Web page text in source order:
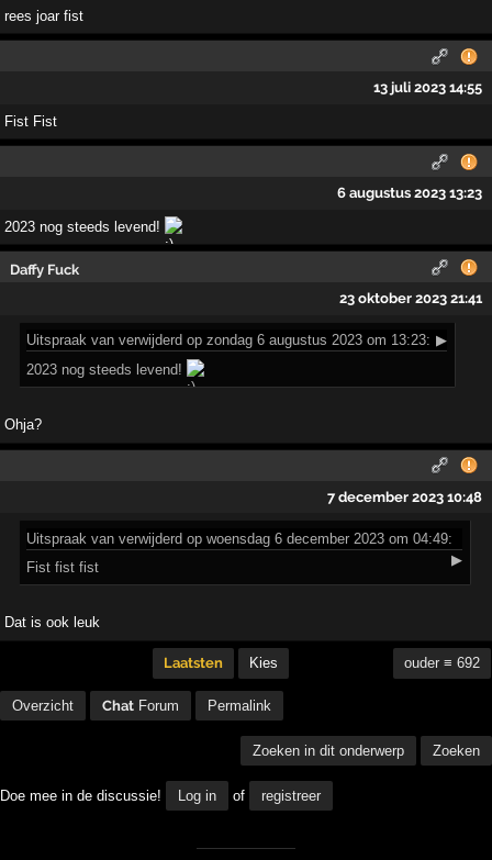
rees joar fist
13 juli 2023 14:55
Fist Fist
6 augustus 2023 13:23
2023 nog steeds levend!
Daffy Fuck
23 oktober 2023 21:41
Uitspraak van verwijderd op zondag 6 augustus 2023 om 13:23: ▶
2023 nog steeds levend!
Ohja?
7 december 2023 10:48
Uitspraak van verwijderd op woensdag 6 december 2023 om 04:49:
▶
Fist fist fist
Dat is ook leuk
Laatsten Kies ouder ≡ 692
Overzicht Chat Forum Permalink
Zoeken in dit onderwerp Zoeken
Doe mee in de discussie! Log in of registreer